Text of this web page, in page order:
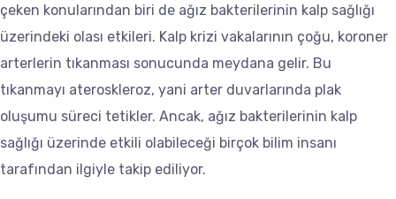
çeken konularından biri de ağız bakterilerinin kalp sağlığı
üzerindeki olası etkileri. Kalp krizi vakalarının çoğu, koroner
arterlerin tıkanması sonucunda meydana gelir. Bu
tıkanmayı ateroskleroz, yani arter duvarlarında plak
oluşumu süreci tetikler. Ancak, ağız bakterilerinin kalp
sağlığı üzerinde etkili olabileceği birçok bilim insanı
tarafından ilgiyle takip ediliyor.